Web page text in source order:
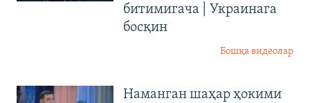
битимигача | Украинага
босқин
Бошқа видеолар
Наманган шаҳар ҳокими